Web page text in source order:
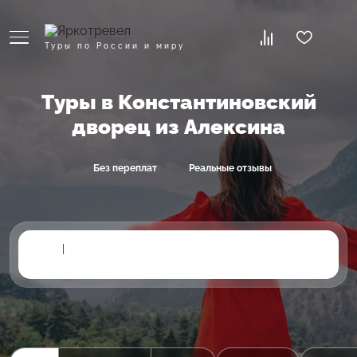
Туры по России и миру
Туры в Константиновский
дворец из Алексина
Без переплат Реальные отзывы